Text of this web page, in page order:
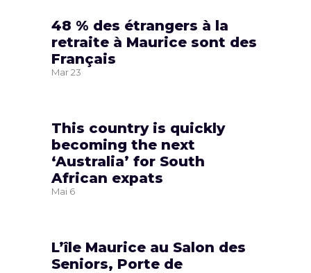
48 % des étrangers à la
retraite à Maurice sont des
Français
Mar23
This country is quickly
becoming the next
‘Australia’ for South
African expats
Mai 6
L’île Maurice au Salon des
Seniors, Porte de